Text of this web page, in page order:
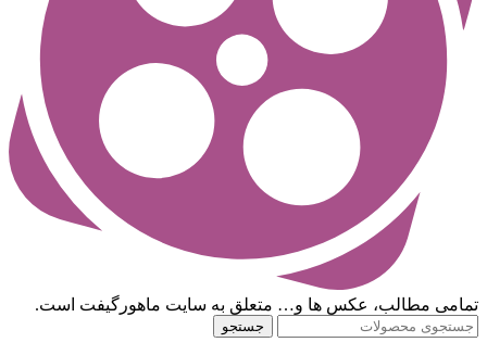
تمامی مطالب، عکس ها و… متعلق به سایت ماهورگیفت است.
جستجو